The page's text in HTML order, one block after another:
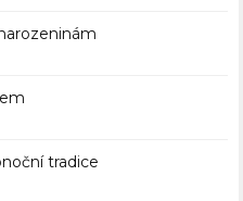
tradice